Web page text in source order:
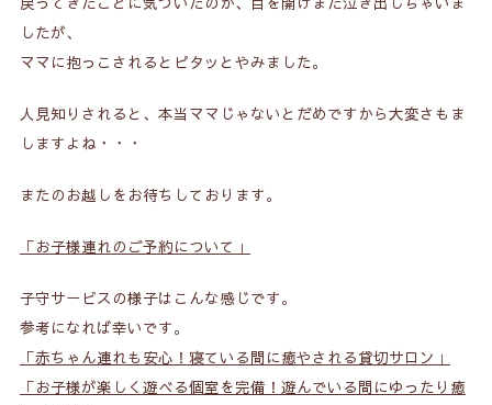
したが、
ママに抱っこされるとピタッとやみました。
人見知りされると、本当ママじゃないとだめですから大変さもま
しますよね・・・
またのお越しをお待ちしております。
「お子様連れのご予約について」
子守サービスの様子はこんな感じです。
参考になれば幸いです。
「赤ちゃん連れも安心！寝ている間に癒やされる貸切サロン」
「お子様が楽しく遊べる個室を完備！遊んでいる間にゆったり癒